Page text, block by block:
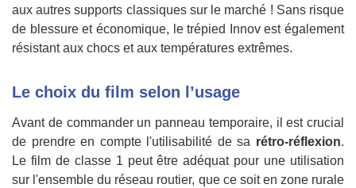
aux autres supports classiques sur le marché ! Sans risque
de blessure et économique, le trépied Innov est également
résistant aux chocs et aux températures extrêmes.
Le choix du film selon l’usage
Avant de commander un panneau temporaire, il est crucial
de prendre en compte l'utilisabilité de sa rétro-réflexion.
Le film de classe 1 peut être adéquat pour une utilisation
sur l'ensemble du réseau routier, que ce soit en zone rurale